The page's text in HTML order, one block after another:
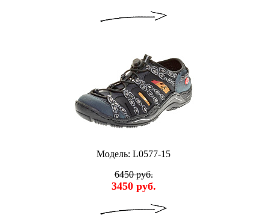
Модель: L0577-15
6450 руб.
3450 руб.